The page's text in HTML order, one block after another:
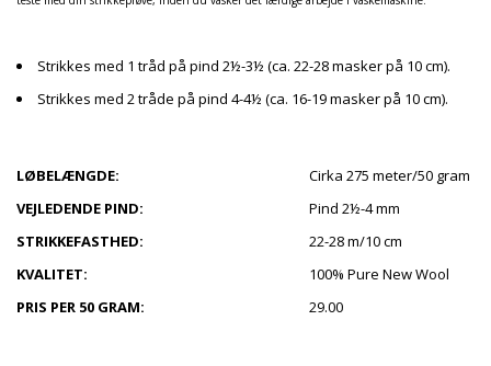
Strikkes med 1 tråd på pind 2½-3½ (ca. 22-28 masker på 10 cm).
Strikkes med 2 tråde på pind 4-4½ (ca. 16-19 masker på 10 cm).
LØBELÆNGDE:
VEJLEDENDE PIND:
STRIKKEFASTHED:
KVALITET:
PRIS PER 50 GRAM:
Cirka 275 meter/50 gram
Pind 2½-4 mm
22-28 m/10 cm
100% Pure New Wool
29.00